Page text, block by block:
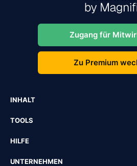
Zugang für
Zu Premium
INHALT
TOOLS
HILFE
UNTERNEHMEN